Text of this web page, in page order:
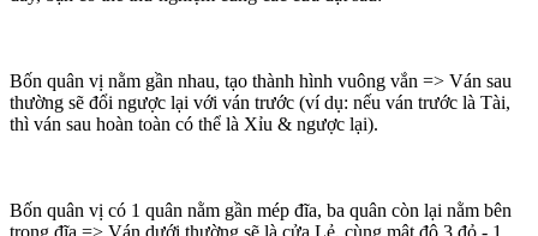
Bốn quân vị nằm gần nhau, tạo thành hình vuông vắn => Ván sau
thường sẽ đổi ngược lại với ván trước (ví dụ: nếu ván trước là Tài,
thì ván sau hoàn toàn có thể là Xỉu & ngược lại).
Bốn quân vị có 1 quân nằm gần mép đĩa, ba quân còn lại nằm bên